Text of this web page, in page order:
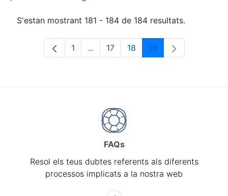
S'estan mostrant 181 - 184 de 184 resultats.
Pàgina
1 ...Pàgines intermèdies Utilitzeu TAB
Pàgina
17 Pàgina
18 Pàgina
19
FAQs
Resol els teus dubtes referents als diferents
processos implicats a la nostra web